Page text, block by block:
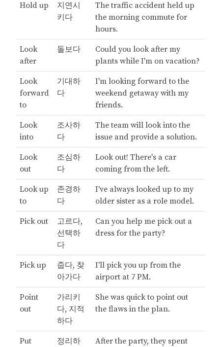
Hold up
지연시
키다
The traffic accident held up
the morning commute for
hours.
Look
after
돌보다
Could you look after my
plants while I'm on vacation?
Look
forward
to
기대하
다
I'm looking forward to the
weekend getaway with my
friends.
Look
into
조사하
다
The team will look into the
issue and provide a solution.
Look
out
조심하
다
Look out! There's a car
coming from the left.
Look up
to
존경하
다
I've always looked up to my
older sister as a role model.
Pick out
고르다,
선택하
다
Can you help me pick out a
dress for the party?
Pick up
줍다, 찾
아가다
I'll pick you up from the
airport at 7 PM.
Point
out
가리키
다, 지적
하다
She was quick to point out
the flaws in the plan.
Put
정리하
After the party, they spent